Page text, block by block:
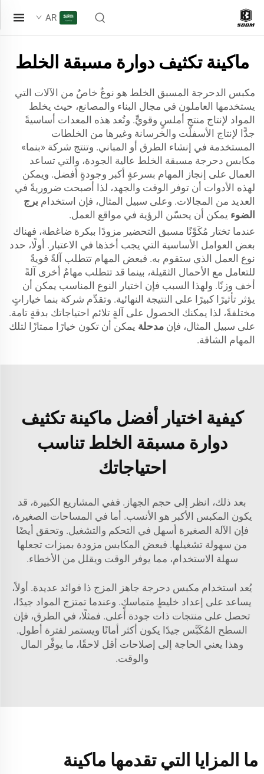
AR
ماكينة تكثيف دوارة مسبقة الخلط
مكبس الدحرجة المسبق الخلط هو نوعٌ خاصٌ من الآلات التي
يستخدمها العاملون في مجال البناء والمصانع، حيث يخلط
المواد لإنتاج منتجٍ أملسٍ وقويٍّ. وتُعد هذه المعدات أساسيةً
جدًّا لإنتاج الأسفلت والخرسانة وغيرها من الخلطات
المستخدمة في إنشاء الطرق أو المباني. وتنتج شركة «بنما»
مكابس دحرجة مسبقة الخلط عالية الجودة، والتي تساعد
العمال على إنجاز المهام بسرعةٍ أكبر وجودةٍ أفضل. ويمكن
لهذه الأدوات أن توفر الوقت والجهد، لذا أصبحت ضروريةً في
العديد من المجالات. وعلى سبيل المثال، فإن استخدام برج
الضوء يمكن أن يحسّن الرؤية في مواقع العمل.
عندما تختار مُكَوِّنًا مسبق التحضير مزودًا ببكرة ضاغطة، فهناك
بعض العوامل الأساسية التي يجب أخذها في الاعتبار. أولًا، حدد
نوع العمل الذي ستقوم به. فبعض المهام تتطلب آلةً قويةً
للتعامل مع الأحمال الثقيلة، بينما قد تتطلب مهامٌ أخرى آلةً
أخف وزنًا. ولهذا السبب فإن اختيار النوع المناسب يمكن أن
يؤثر تأثيرًا كبيرًا على النتيجة النهائية. وتقدِّم شركة بنما خياراتٍ
مختلفةً، لذا يمكنك الحصول على آلةٍ تلائم احتياجاتك بدقةٍ تامة.
على سبيل المثال، فإن مدحلة يمكن أن تكون خيارًا ممتازًا لتلك
المهام الشاقة.
كيفية اختيار أفضل ماكينة تكثيف
دوارة مسبقة الخلط تناسب
احتياجاتك
بعد ذلك، انظر إلى حجم الجهاز. ففي المشاريع الكبيرة، قد
يكون المكبس الأكبر هو الأنسب. أما في المساحات الصغيرة،
فإن الآلة الصغيرة أسهل في التحكم والتشغيل. وتحقق أيضًا
من سهولة تشغيلها. فبعض المكابس مزودة بميزات تجعلها
سهلة الاستخدام، مما يوفر الوقت ويقلل من الأخطاء.
يُعد استخدام مكبس دحرجة جاهز المزج ذا فوائد عديدة. أولاً،
يساعد على إعداد خليطٍ متماسكٍ. وعندما تمتزج المواد جيدًا،
تحصل على منتجات ذات جودة أعلى. فمثلًا، في الطرق، فإن
السطح المُكَبَّس جيدًا يكون أكثر أمانًا ويستمر لفترة أطول.
وهذا يعني الحاجة إلى إصلاحات أقل لاحقًا، ما يوفِّر المال
والوقت.
ما المزايا التي تقدمها ماكينة